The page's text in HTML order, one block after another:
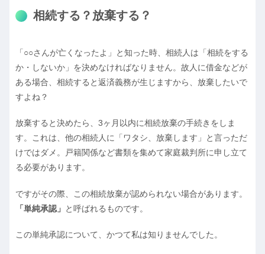
相続する？放棄する？
「○○さんが亡くなったよ」と知った時、相続人は「相続をする
か・しないか」を決めなければなりません。故人に借金などが
ある場合、相続すると返済義務が生じますから、放棄したいで
すよね？
放棄すると決めたら、3ヶ月以内に相続放棄の手続きをしま
す。これは、他の相続人に「ワタシ、放棄します」と言っただ
けではダメ。戸籍関係など書類を集めて家庭裁判所に申し立て
る必要があります。
ですがその際、この相続放棄が認められない場合があります。
「単純承認」 と呼ばれるものです。
この単純承認について、かつて私は知りませんでした。